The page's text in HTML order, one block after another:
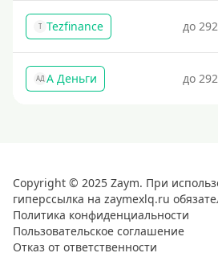
T Tezfinance до
АД А Деньги до
Copyright © 2025 Zaym. При
гиперссылка на zaymexlq.ru
Политика конфиденциальности
Пользовательское соглашение
Отказ от ответственности